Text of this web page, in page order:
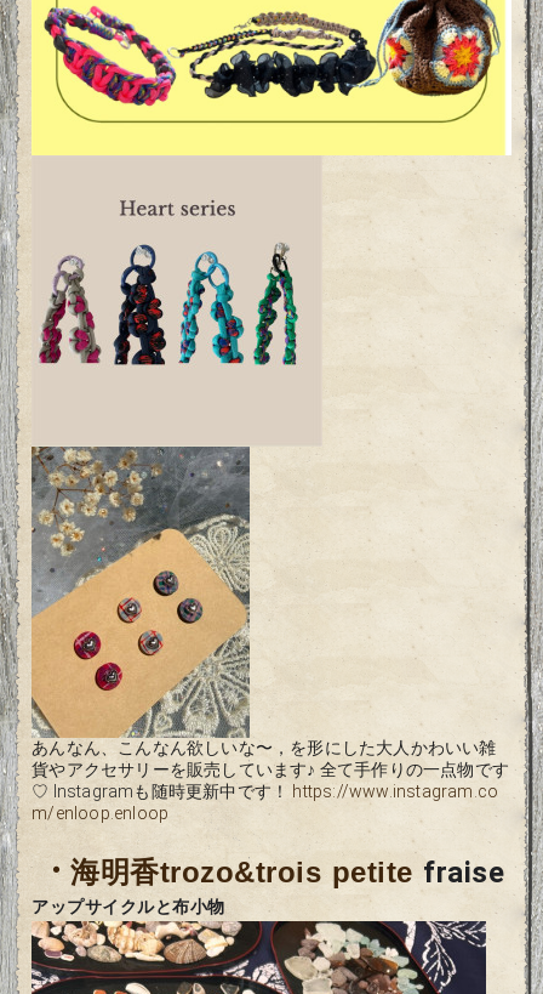
あんなん、こんなん欲しいな〜，を形にした大人かわいい雑
貨やアクセサリーを販売しています♪ 全て手作りの一点物です
♡ Instagramも随時更新中です！ https://www.instagram.co
m/enloop.enloop
・海明香trozo&trois petite fraise
アップサイクルと布小物